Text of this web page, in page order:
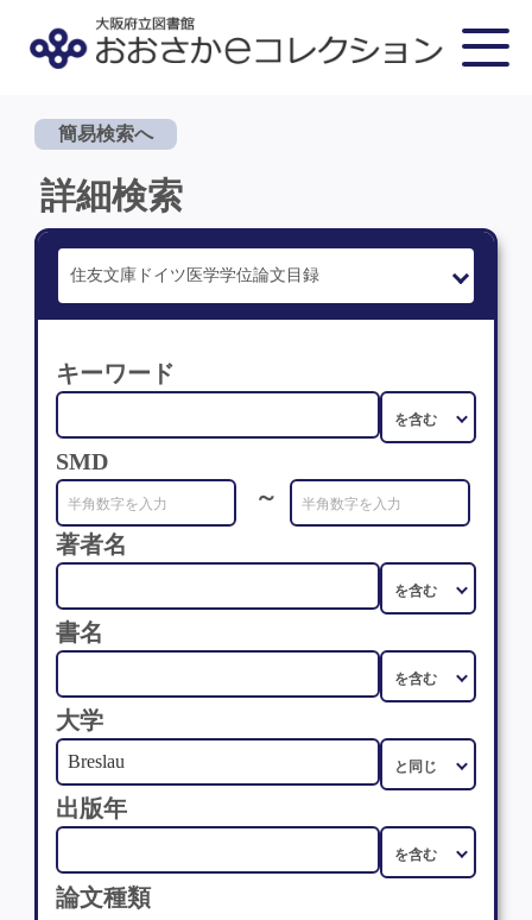
簡易検索へ
詳細検索
キーワード
SMD
～
著者名
書名
大学
出版年
論文種類